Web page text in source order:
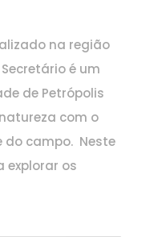
na região
é um
de Petrópolis
com o
campo. Neste
explorar os